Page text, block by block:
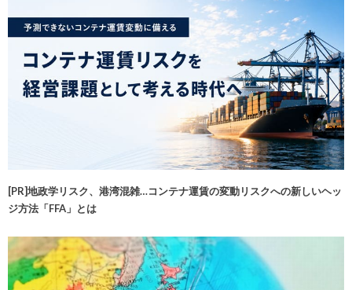
[PR]地政学リスク、港湾混雑…コンテナ運賃の変動リスクへの新しいヘッ
ジ方法「FFA」とは